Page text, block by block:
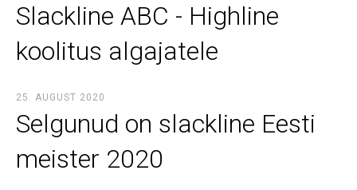
Slackline ABC - Highline
koolitus algajatele
25. AUGUST 2020
Selgunud on slackline Eesti
meister 2020